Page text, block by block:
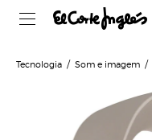
Tecnologia Som e imagem